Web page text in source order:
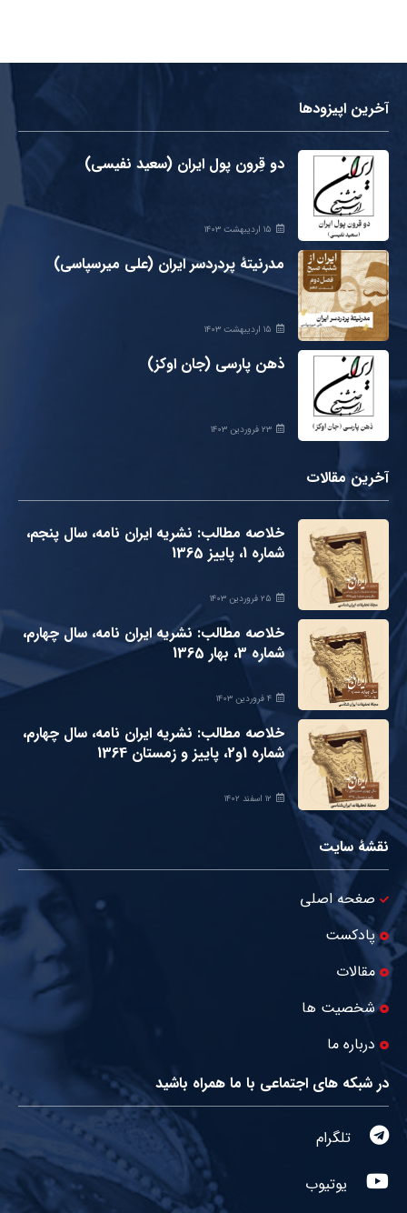
آخرین اپیزودها
دو قِرون پول ایران (سعید نفیسی)
۱۵ اردیبهشت ۱۴۰۳
مدرنیتۀ پردردسر ایران (علی میرسپاسی)
۱۵ اردیبهشت ۱۴۰۳
ذهن پارسی (جان اوکز)
۲۳ فروردین ۱۴۰۳
آخرین مقالات
خلاصه مطالب: نشریه ایران نامه، سال پنجم،
شماره 1، پاییز 1365
۲۵ فروردین ۱۴۰۳
خلاصه مطالب: نشریه ایران نامه، سال چهارم،
شماره 3، بهار 1365
۴ فروردین ۱۴۰۳
خلاصه مطالب: نشریه ایران نامه، سال چهارم،
شماره 1و2، پاییز و زمستان 1364
۱۲ اسفند ۱۴۰۲
نقشۀ سایت
صغحه اصلی
پادکست
مقالات
شخصیت ها
درباره ما
در شبکه های اجتماعی با ما همراه باشید
تلگرام
یوتیوب